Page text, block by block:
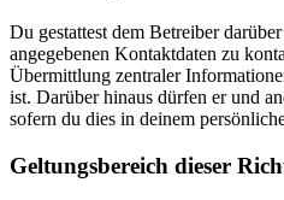
Du gestattest dem Betreiber
angegebenen Kontaktdaten zu
Übermittlung zentraler
ist. Darüber hinaus dürfen er und
sofern du dies in deinem
Geltungsbereich dieser